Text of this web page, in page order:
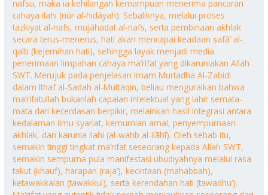
nafsu, maka ia kehilangan kemampuan menerima pancaran
cahaya ilahi (nūr al-hidāyah). Sebaliknya, melalui proses
tazkiyat al-nafs, mujāhadat al-nafs, serta pembinaan akhlak
secara terus-menerus, hati akan mencapai keadaan ṣafā’ al-
qalb (kejernihan hati), sehingga layak menjadi media
penerimaan limpahan cahaya ma’rifat yang dikaruniakan Allah
SWT. Merujuk pada penjelasan Imam Murtadha Al-Zabidi
dalam Ithaf al-Sadah al-Muttaqin, beliau menguraikan bahwa
ma’rifatullah bukanlah capaian intelektual yang lahir semata-
mata dari kecerdasan berpikir, melainkan hasil integrasi antara
kedalaman ilmu syariat, kemurnian amal, penyempurnaan
akhlak, dan karunia ilahi (al-wahb al-ilāhī). Oleh sebab itu,
semakin tinggi tingkat ma’rifat seseorang kepada Allah SWT,
semakin sempurna pula manifestasi ubudiyahnya melalui rasa
takut (khauf), harapan (raja’), kecintaan (mahabbah),
ketawakkalan (tawakkul), serta kerendahan hati (tawadhu’).